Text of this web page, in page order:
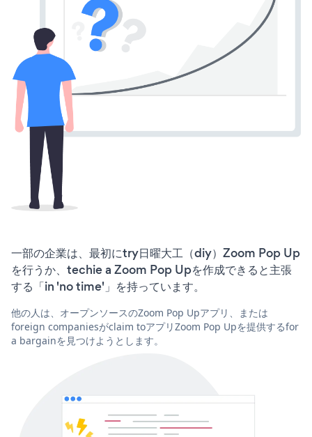
一部の企業は、最初にtry日曜大工（diy）Zoom Pop Up
を行うか、techie a Zoom Pop Upを作成できると主張
する「in 'no time'」を持っています。
他の人は、オープンソースのZoom Pop Upアプリ、または
foreign companiesがclaim toアプリZoom Pop Upを提供するfor
a bargainを見つけようとします。